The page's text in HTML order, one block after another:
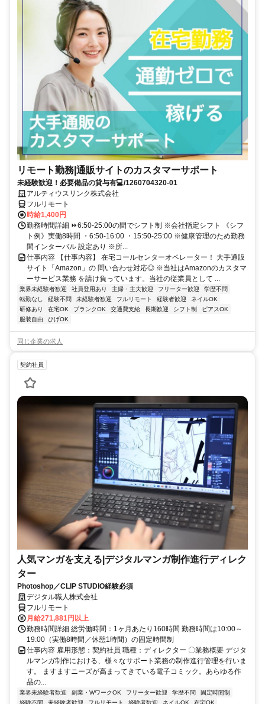
リモート勤務|通販サイトのカスタマーサポート
未経験歓迎！必要備品の貸与有💻/1260704320-01
アルティウスリンク株式会社
フルリモート
時給1,400円
勤務時間詳細 ⏩6:50-25:00の間でシフト制 ※会社指定シフト 《シフ
ト例》実働8時間 ・6:50-16:00 ・15:50-25:00 ※健康管理のため勤務
間インターバル 設定あり ※所...
仕事内容 【仕事内容】 在宅コールセンターオペレーター！ 大手通販
サイト「Amazon」の 問い合わせ対応◎ ※当社はAmazonのカスタマ
ーサービス業務 を請け負っています。当社の従業員として ...
業界未経験者歓迎 社員登用あり 主婦・主夫歓迎 フリーター歓迎
学歴不問
転勤なし
経験不問 未経験者歓迎 フルリモート 経験者歓迎
ネイルOK
研修あり
在宅OK ブランクOK 交通費支給 長期歓迎 シフト制
ピアスOK
服装自由
ひげOK
同じ企業の求人
契約社員
人気マンガを支える|デジタルマンガ制作進行ディレク
ター
Photoshop／CLIP STUDIO経験必須
デジタル職人株式会社
フルリモート
月給271,881円以上
勤務時間詳細 総労働時間：1ヶ月あたり160時間 勤務時間は10:00～
19:00（実働8時間／休憩1時間）の固定時間制
仕事内容 雇用形態：契約社員 職種：ディレクター 〇業務概要 デジタ
ルマンガ制作における、様々なサポート業務の制作進行管理を行いま
す。 ますますニーズが高まってきている電子コミック。あらゆる作
品の...
業界未経験者歓迎 副業・WワークOK フリーター歓迎 学歴不問
固定時間制
経験不問
未経験者歓迎 フルリモート 経験者歓迎 ネイルOK 在宅OK